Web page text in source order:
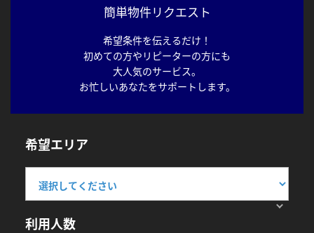
簡単物件リクエスト
希望条件を伝えるだけ！
初めての方やリピーターの方にも
大人気のサービス。
お忙しいあなたをサポートします。
希望エリア
利用人数